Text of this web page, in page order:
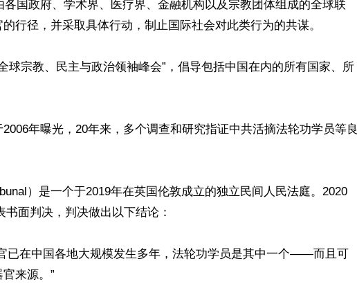
各国政府、学术界、医疗界、金融机构以及宗教团体组成的全球联
行径，并采取具体行动，制止国际社会对此类行为的共谋。
球宗教、民主与政治领袖峰会”，倡导包括中国在内的所有国家、所
年曝光，20年来，多个调查和研究指证中共活摘法轮功学员等良
）是一个于2019年在英国伦敦成立的独立民间人民法庭。2020
书面判决，判决做出以下结论：
已在中国各地大规模发生多年，法轮功学员是其中一个——而且可
来源。”